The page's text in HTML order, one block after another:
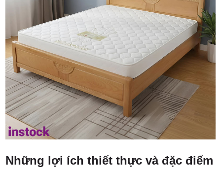
Những lợi ích thiết thực và đặc điểm